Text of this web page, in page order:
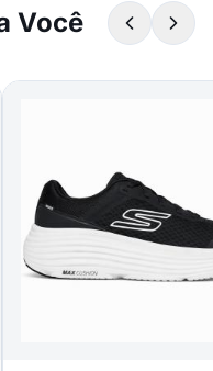
Você